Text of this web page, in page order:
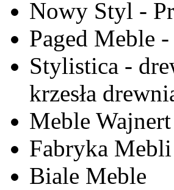
Nowy Styl -
Paged Meble
Stylistica -
krzesła
Meble
Fabryka
Biale Meble